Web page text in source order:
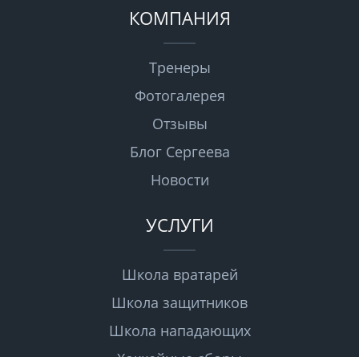
КОМПАНИЯ
Тренеры
Фотогалерея
Отзывы
Блог Сергеева
Новости
УСЛУГИ
Школа вратарей
Школа защитников
Школа нападающих